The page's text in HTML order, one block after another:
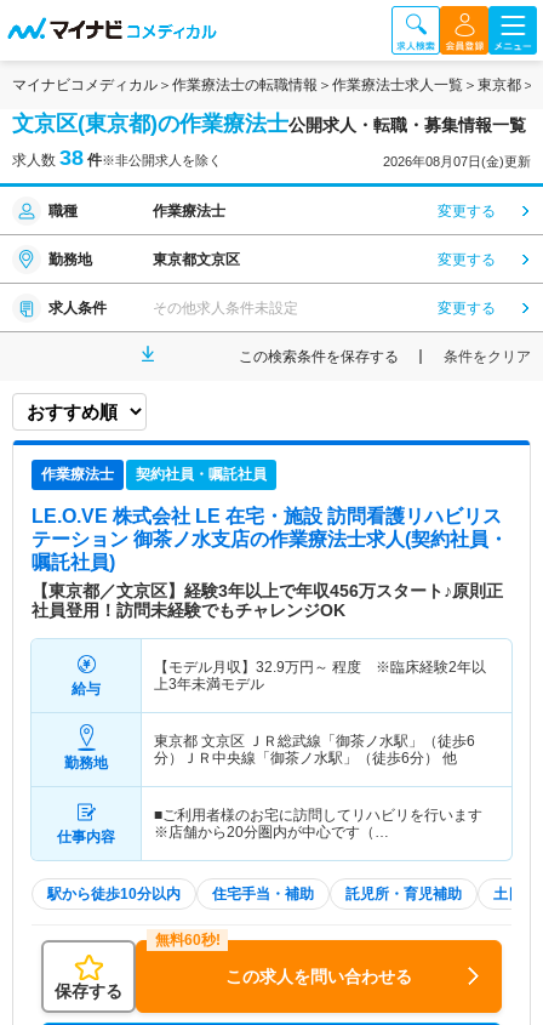
マイナビコメディカル 作業療法士の転職情報 作業療法士求人一覧 東京都
文京区(東京都)の作業療法士公開求人・転職・募集情報一覧
求人数 38 件※非公開求人を除く 2026年08月07日(金)更新
職種 作業療法士 変更する
勤務地 東京都文京区 変更する
求人条件 その他求人条件未設定 変更する
この検索条件を保存する 条件をクリア
作業療法士 契約社員・嘱託社員
LE.O.VE 株式会社 LE 在宅・施設 訪問看護リハビリス
テーション 御茶ノ水支店の作業療法士求人(契約社員・
嘱託社員)
【東京都／文京区】経験3年以上で年収456万スタート♪原則正
社員登用！訪問未経験でもチャレンジOK
給与
【モデル月収】 32.9万円～ 程度 ※臨床経験2年以
上3年未満モデル
勤務地
東京都 文京区 ＪＲ総武線「御茶ノ水駅」（徒歩6
分）ＪＲ中央線「御茶ノ水駅」（徒歩6分） 他
仕事内容
■ご利用者様のお宅に訪問してリハビリを行います
※店舗から20分圏内が中心です（…
駅から徒歩10分以内 住宅手当・補助 託児所・育児補助 土日祝
保存する
この求人を問い合わせる